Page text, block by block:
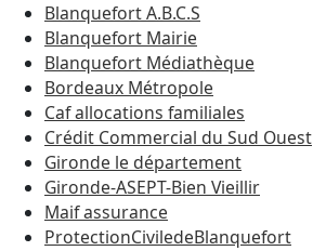
Blanquefort A.B.C.S
Blanquefort Mairie
Blanquefort Médiathèque
Bordeaux Métropole
Caf allocations familiales
Crédit Commercial du Sud Ouest
Gironde le département
Gironde-ASEPT-Bien Vieillir
Maif assurance
ProtectionCiviledeBlanquefort